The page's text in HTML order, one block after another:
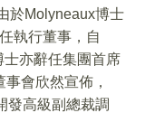
於Molyneaux博士
執行董事，自
亦辭任集團首席
會欣然宣佈，
發高級副總裁調